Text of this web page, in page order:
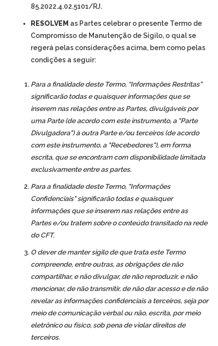
85.2022.4.02.5101/RJ.
RESOLVEM as Partes celebrar o presente Termo de
Compromisso de Manutenção de Sigilo, o qual se
regerá pelas considerações acima, bem como pelas
condições a seguir:
Para a finalidade deste Termo, “Informações Restritas”
significarão todas e quaisquer informações que se
inserem nas relações entre as Partes, divulgáveis por
uma Parte (de acordo com este instrumento, a "Parte
Divulgadora") à outra Parte e/ou terceiros (de acordo
com este instrumento, a "Recebedores"), em forma
escrita, que se encontram com disponibilidade limitada
exclusivamente entre as partes.
Para a finalidade deste Termo, "Informações
Confidenciais" significarão todas e quaisquer
informações que se inserem nas relações entre as
Partes e/ou tratem sobre o conteúdo transitado na rede
do CFT.
O dever de manter sigilo de que trata este Termo
compreende, entre outras, as obrigações de não
compartilhar, e não divulgar, de não reproduzir, e não
mencionar, de não transmitir, de não dar acesso e de não
revelar as informações confidenciais a terceiros, seja por
meio de comunicação verbal ou não, escrita, por meio
eletrônico ou físico, sob pena de violar direitos de
terceiros.